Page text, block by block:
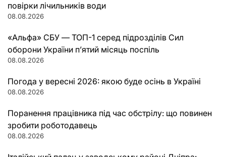
повірки лічильників води
08.08.2026
«Альфа» СБУ — ТОП-1 серед підрозділів Сил
оборони України п’ятий місяць поспіль
08.08.2026
Погода у вересні 2026: якою буде осінь в Україні
08.08.2026
Поранення працівника під час обстрілу: що повинен
зробити роботодавець
08.08.2026